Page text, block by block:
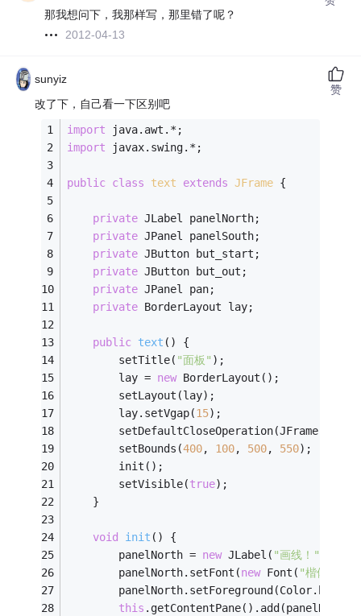
那我想问下，我那样写，那里错了呢？
2012-04-13
sunyiz
改了下，自己看一下区别吧
import java.awt.*;
import javax.swing.*;
public class text extends JFrame {
private JLabel panelNorth;
private JPanel panelSouth;
private JButton but_start;
private JButton but_out;
private JPanel pan;
private BorderLayout lay;
public text ()
{
		setTitle(
"面板" );
		lay =
new BorderLayout();
		setLayout(lay);
		lay.setVgap(
15);
		setBounds(
400, 100, 500, 550);
		init();
		setVisible(
true);
	}
void init ()
{
		panelNorth =
new JLabel( "画线！"
		panelNorth.setFont(
new Font( "楷体"
		panelNorth.setForeground(Color.blue);
this .getContentPane().add(panelNorth,
赞